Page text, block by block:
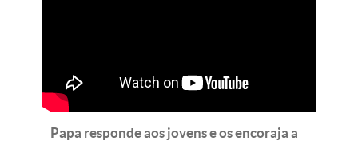
Papa responde aos jovens e os encoraja a